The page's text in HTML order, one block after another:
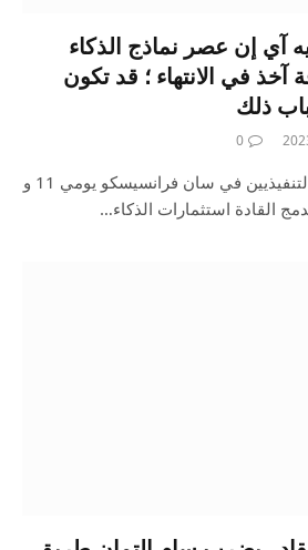
آي إن عصر نماذج الذكاء
آخذ في الانتهاء ؛ قد تكون
0
انضم إلى كبار المديرين التنفيذيين في سان فرانسيسكو يومي 11 و